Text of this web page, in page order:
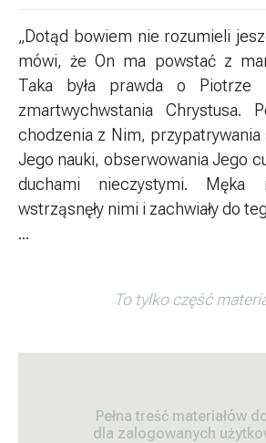
„Dotąd bowiem nie rozumieli
mówi, że On ma powstać z
Taka była prawda o
zmartwychwstania Chrystusa.
chodzenia z Nim, przypatrywania
Jego nauki, obserwowania Jego
duchami nieczystymi.
wstrząsnęły nimi i zachwiały do
...
To tylko część
Pełna treść materiałów
dla zalogowanych